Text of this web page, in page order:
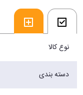
بفروشد و در شهر زندگی کند.
فروشگاه اینترنتی ۳۰بوک
نوع کالا
دسته بندی